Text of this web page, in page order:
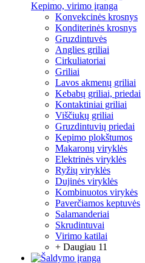
Kepimo, virimo įranga
Konvekcinės krosnys
Konditerinės krosnys
Gruzdintuvės
Anglies griliai
Cirkuliatoriai
Griliai
Lavos akmenų griliai
Kebabų griliai, priedai
Kontaktiniai griliai
Viščiukų griliai
Gruzdintuvių priedai
Kepimo plokštumos
Makaronų viryklės
Elektrinės viryklės
Ryžių viryklės
Dujinės viryklės
Kombinuotos virykės
Paverčiamos keptuvės
Salamanderiai
Skrudintuvai
Virimo katilai
+ Daugiau 11